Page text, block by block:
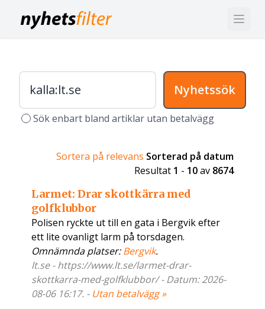
Nyhetssök
Sök enbart bland artiklar utan betalvägg
Sortera på relevans Sorterad på datum
Resultat 1 - 10av 8674
Larmet: Drar skottkärra med
golfklubbor
Polisen ryckte ut till en gata i Bergvik efter
ett lite ovanligt larm på torsdagen.
Omnämnda platser:Bergvik.
lt.se - https://www.lt.se/larmet-drar-
skottkarra-med-golfklubbor/ - Datum: 2026-
08-06 16:17. - Utan betalvägg »